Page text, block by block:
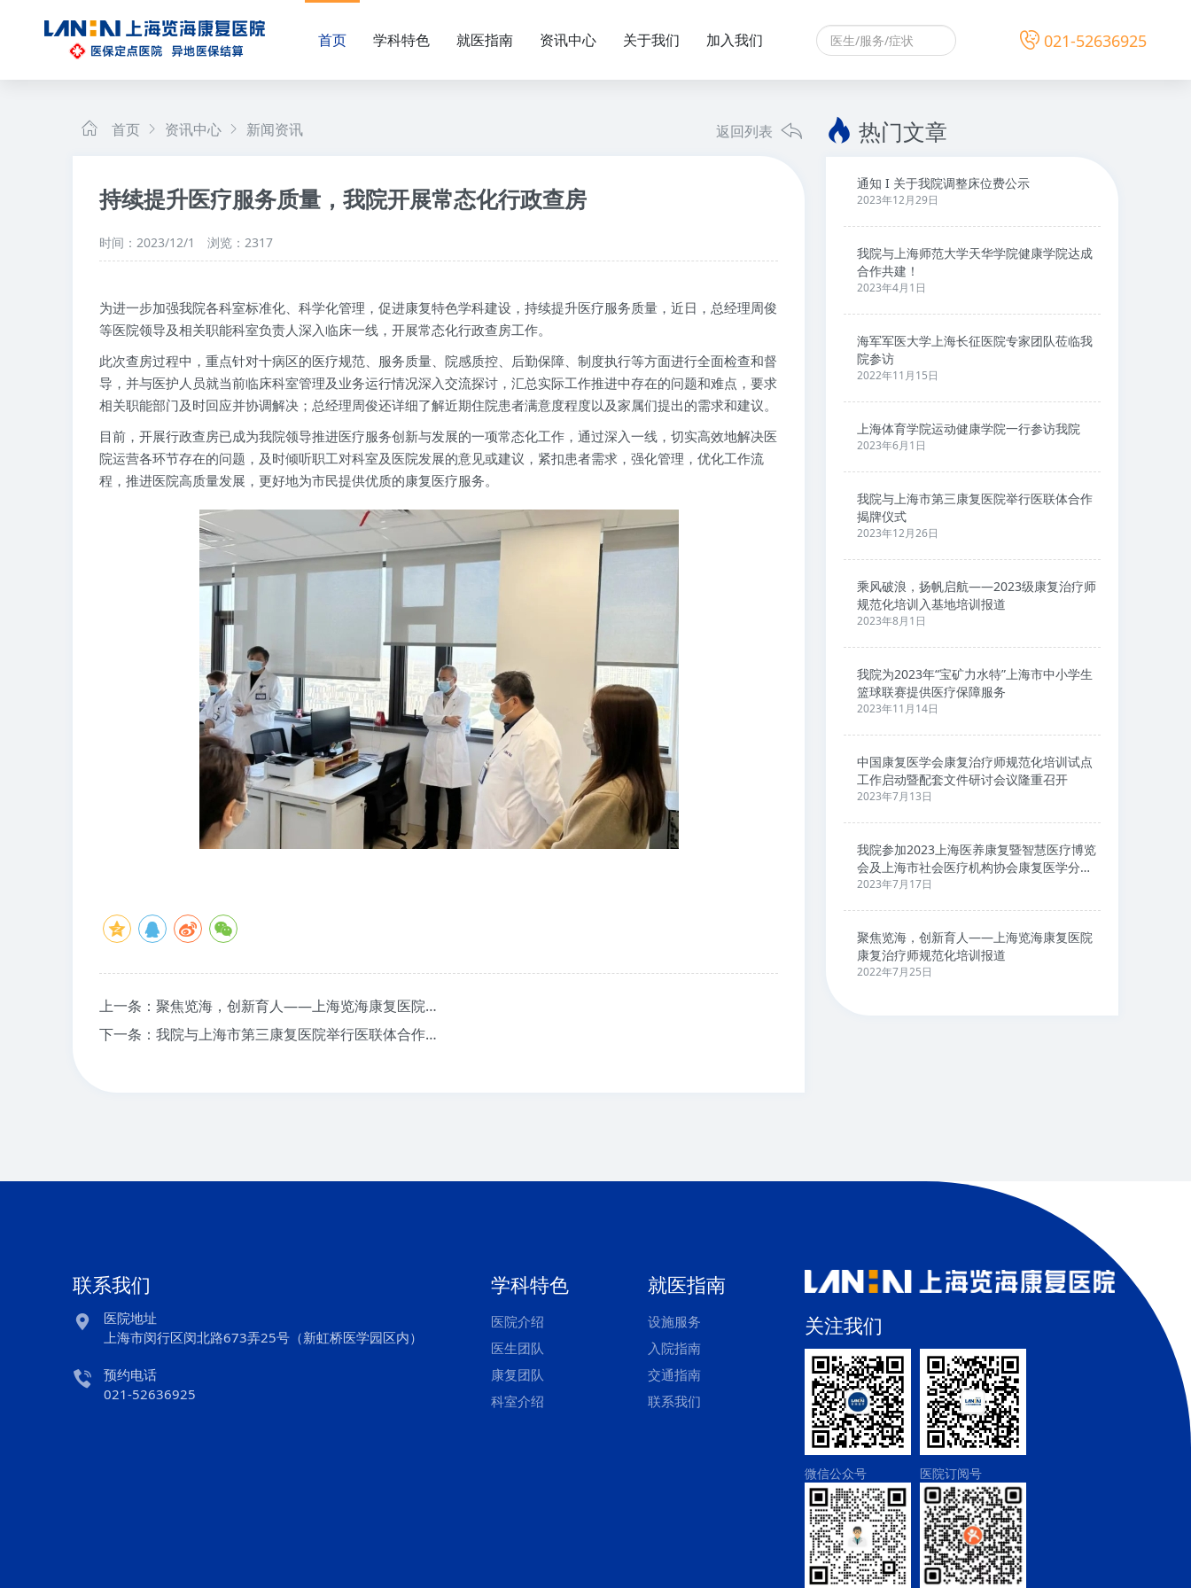
首页 学科特色 就医指南 资讯中心 关于我们 加入我们 021-52636925
首页 资讯中心 新闻资讯 返回列表
持续提升医疗服务质量，我院开展常态化行政查房
时间：2023/12/1 浏览：2317
为进一步加强我院各科室标准化、科学化管理，促进康复特色学科建设，持续提升医疗服务质量，近日，总经理周俊
等医院领导及相关职能科室负责人深入临床一线，开展常态化行政查房工作。
此次查房过程中，重点针对十病区的医疗规范、服务质量、院感质控、后勤保障、制度执行等方面进行全面检查和督
导，并与医护人员就当前临床科室管理及业务运行情况深入交流探讨，汇总实际工作推进中存在的问题和难点，要求
相关职能部门及时回应并协调解决；总经理周俊还详细了解近期住院患者满意度程度以及家属们提出的需求和建议。
目前，开展行政查房已成为我院领导推进医疗服务创新与发展的一项常态化工作，通过深入一线，切实高效地解决医
院运营各环节存在的问题，及时倾听职工对科室及医院发展的意见或建议，紧扣患者需求，强化管理，优化工作流
程，推进医院高质量发展，更好地为市民提供优质的康复医疗服务。
上一条：聚焦览海，创新育人——上海览海康复医院康复治疗师规范化培训报道
下一条：我院与上海市第三康复医院举行医联体合作揭牌仪式
热门文章
通知 I 关于我院调整床位费公示
2023年12月29日
我院与上海师范大学天华学院健康学院达成
合作共建！
2023年4月1日
海军军医大学上海长征医院专家团队莅临我
院参访
2022年11月15日
上海体育学院运动健康学院一行参访我院
2023年6月1日
我院与上海市第三康复医院举行医联体合作
揭牌仪式
2023年12月26日
乘风破浪，扬帆启航——2023级康复治疗师
规范化培训入基地培训报道
2023年8月1日
我院为2023年“宝矿力水特”上海市中小学生
篮球联赛提供医疗保障服务
2023年11月14日
中国康复医学会康复治疗师规范化培训试点
工作启动暨配套文件研讨会议隆重召开
2023年7月13日
我院参加2023上海医养康复暨智慧医疗博览
会及上海市社会医疗机构协会康复医学分会
学术论坛
2023年7月17日
聚焦览海，创新育人——上海览海康复医院
康复治疗师规范化培训报道
2022年7月25日
联系我们

医院地址
上海市闵行区闵北路673弄25号（新虹桥医学园区内）

预约电话
021-52636925
学科特色
医院介绍
医生团队
康复团队
科室介绍
就医指南
设施服务
入院指南
交通指南
联系我们
关注我们
微信公众号 医院订阅号